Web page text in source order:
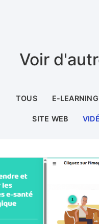
Voir
TOUS E-LEARNING
SITE WEB